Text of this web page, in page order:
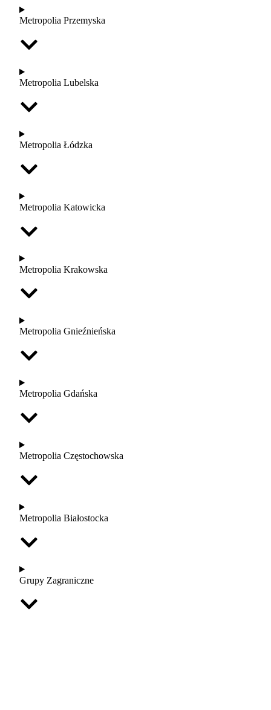
Metropolia Przemyska
Metropolia Lubelska
Metropolia Łódzka
Metropolia Katowicka
Metropolia Krakowska
Metropolia Gnieźnieńska
Metropolia Gdańska
Metropolia Częstochowska
Metropolia Białostocka
Grupy Zagraniczne